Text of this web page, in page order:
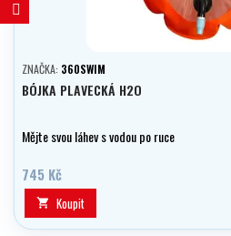
ZNAČKA: 360SWIM
BÓJKA PLAVECKÁ H2O
Mějte svou láhev s vodou po ruce
745 Kč
 Koupit